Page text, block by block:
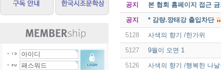
공지 본 협회 홈페이지 접근
공지 * 감량.깡태강 출입차단
5128 사색의 향기 /한가위
5127 9월이 오면 1
5126 사색의 향기 /행복한 나날